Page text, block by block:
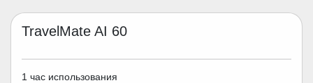
TravelMate AI 60
1 час использования